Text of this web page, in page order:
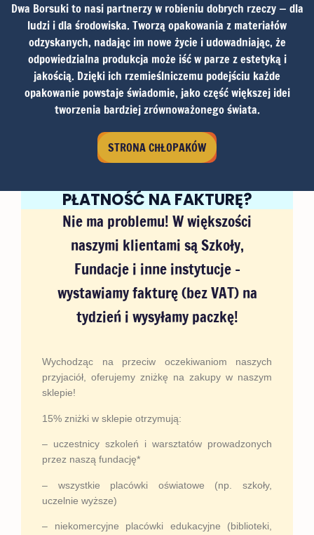
Dwa Borsuki to nasi partnerzy w robieniu dobrych rzeczy — dla
ludzi i dla środowiska. Tworzą opakowania z materiałów
odzyskanych, nadając im nowe życie i udowadniając, że
odpowiedzialna produkcja może iść w parze z estetyką i
jakością. Dzięki ich rzemieślniczemu podejściu każde
opakowanie powstaje świadomie, jako część większej idei
tworzenia bardziej zrównoważonego świata.
STRONA CHŁOPAKÓW
PŁATNOŚĆ NA FAKTURĘ?
Nie ma problemu! W większości
naszymi klientami są Szkoły,
Fundacje i inne instytucje –
wystawiamy fakturę (bez VAT) na
tydzień i wysyłamy paczkę!
Wychodząc na przeciw oczekiwaniom naszych
przyjaciół, oferujemy zniżkę na zakupy w naszym
sklepie!
15% zniżki w sklepie otrzymują:
– uczestnicy szkoleń i warsztatów prowadzonych
przez naszą fundację*
– wszystkie placówki oświatowe (np. szkoły,
uczelnie wyższe)
– niekomercyjne placówki edukacyjne (biblioteki,